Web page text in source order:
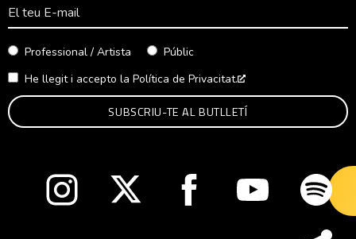
Correu Electrònico
Professional / Artista
Públic
He llegit i accepto la Política de Privacitat.
Abre en nueva ventanaAbre en nueva ventanaAbre en nueva ventana
Abre en nueva